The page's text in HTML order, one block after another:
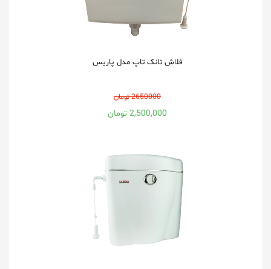
فلاش تانک تاپ مدل پاریس
2650000 تومان
2,500,000 تومان